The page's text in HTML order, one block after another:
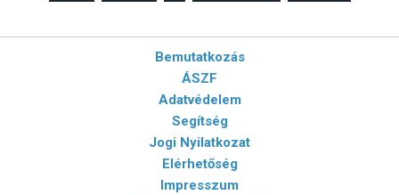
Bemutatkozás
ÁSZF
Adatvédelem
Segítség
Jogi Nyilatkozat
Elérhetőség
Impresszum